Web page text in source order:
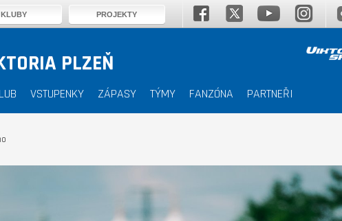
PLZEŇ
VSTUPENKY ZÁPASY TÝMY FANZÓNA PARTNEŘI
KLUBY PROJEKTY